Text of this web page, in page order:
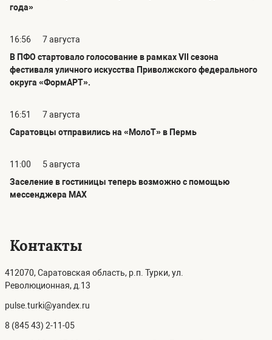
года»
16:56
7 августа
В ПФО стартовало голосование в рамках VII сезона
фестиваля уличного искусства Приволжского федерального
округа «ФормАРТ».
16:51
7 августа
Саратовцы отправились на «МолоТ» в Пермь
11:00
5 августа
Заселение в гостиницы теперь возможно с помощью
мессенджера MAX
Контакты
412070, Саратовская область, р.п. Турки, ул.
Революционная, д.13
pulse.turki@yandex.ru
8 (845 43) 2-11-05